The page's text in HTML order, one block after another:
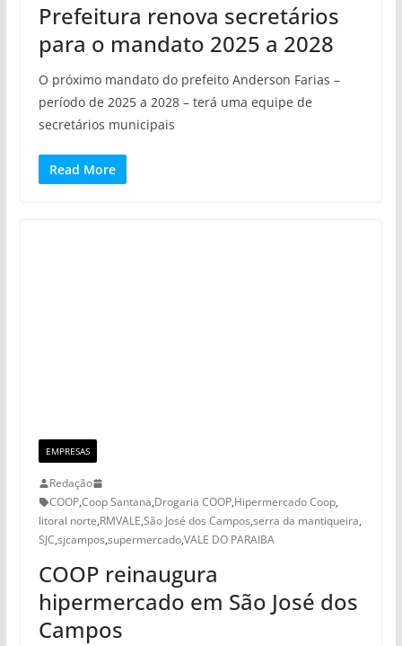
Prefeitura renova secretários
para o mandato 2025 a 2028
O próximo mandato do prefeito Anderson Farias –
período de 2025 a 2028 – terá uma equipe de
secretários municipais
Read More
EMPRESAS
Redação
COOP,Coop Santana,Drogaria COOP,Hipermercado Coop,
litoral norte,RMVALE,São José dos Campos,serra da mantiqueira,
SJC,sjcampos,supermercado,VALE DO PARAIBA
COOP reinaugura
hipermercado em São José dos
Campos